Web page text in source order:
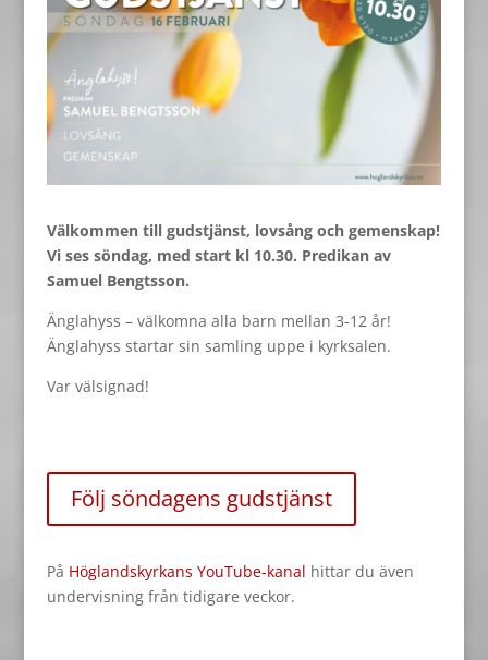
Välkommen till gudstjänst, lovsång och gemenskap!
Vi ses söndag, med start kl 10.30. Predikan av
Samuel Bengtsson.
Änglahyss – välkomna alla barn mellan 3-12 år!
Änglahyss startar sin samling uppe i kyrksalen.
Var välsignad!
Följ söndagens gudstjänst
På Höglandskyrkans YouTube-kanal hittar du även
undervisning från tidigare veckor.